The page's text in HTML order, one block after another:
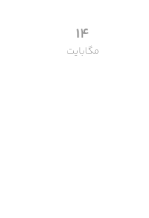
14
مگابایت